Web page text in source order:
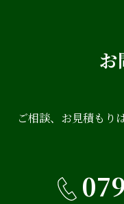
お
ご相談、お見積もり